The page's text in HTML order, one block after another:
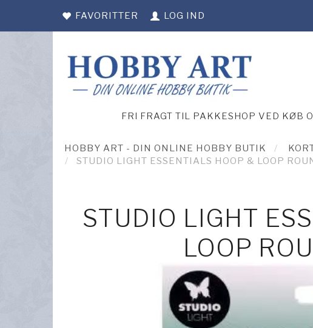
FAVORITTER LOG IND
FRI FRAGT TIL PAKKESHOP VED KØB
HOBBY ART - DIN ONLINE HOBBY BUTIK
STUDIO LIGHT ESSENTIALS HOOP & LOOP
STUDIO LIGHT
LOOP